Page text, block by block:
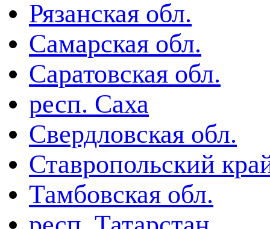
Рязанская обл.
Самарская обл.
Саратовская обл.
респ. Саха
Свердловская обл.
Ставропольский
Тамбовская обл.